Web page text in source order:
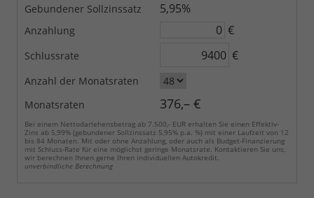
Gebundener Sollzinssatz 5,95%
Anzahlung €
Schlussrate €
Anzahl der Monatsraten
Monatsraten
376,– €
Bei einem Nettodarlehensbetrag ab 7.500,- EUR erhalten Sie einen Effektiv-
Zins ab 5,99% (gebundener Sollzinssatz 5,95% p.a. %) mit einer Laufzeit von 12
bis 84 Monaten. Mit oder ohne Anzahlung, oder auch als Budget-Finanzierung
mit Schluss-Rate für eine möglichst geringe Monatsrate. Kontaktieren Sie uns,
wir berechnen Ihnen gerne Ihren individuellen Autokredit.
unverbindliche Berechnung